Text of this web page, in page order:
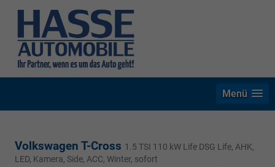
Menü
Volkswagen T-Cross 1.5 TSI 110 kW Life DSG Life, AHK,
LED, Kamera, Side, ACC, Winter, sofort